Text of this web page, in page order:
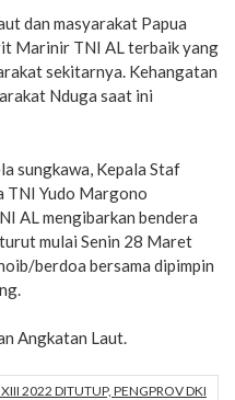
dan masyarakat Papua
Marinir TNI AL terbaik yang
sekitarnya. Kehangatan
Nduga saat ini
sungkawa, Kepala Staf
TNI Yudo Margono
AL mengibarkan bendera
mulai Senin 28 Maret
berdoa bersama dipimpin
Angkatan Laut.
2022 DITUTUP, PENGPROV DKI